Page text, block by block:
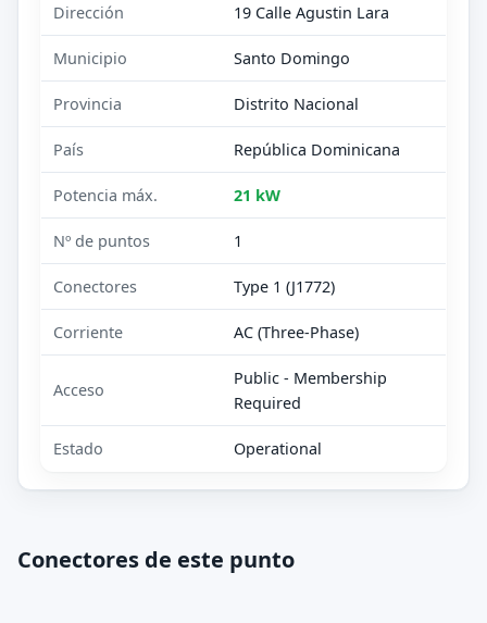
Dirección 19 Calle Agustin Lara
Municipio Santo Domingo
Provincia Distrito Nacional
País República Dominicana
Potencia máx. 21 kW
Nº de puntos 1
Conectores Type 1 (J1772)
Corriente AC (Three-Phase)
Acceso
Public - Membership
Required
Estado Operational
Conectores de este punto